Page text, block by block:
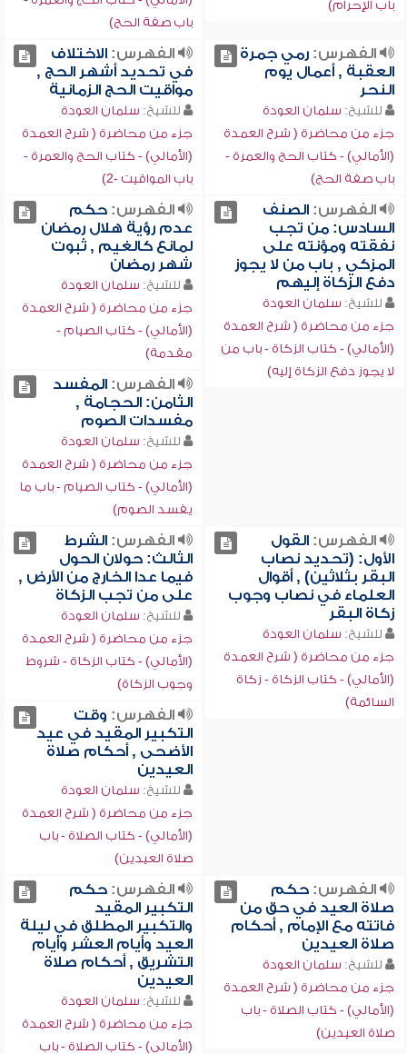
باب الإحرام)
باب صفة الحج)
الفهرس:رمي جمرة
العقبة , أعمال يوم
النحر
للشيخ: سلمان العودة
جزء من محاضرة ( شرح العمدة
(الأمالي) - كتاب الحج والعمرة -
باب صفة الحج)
الفهرس:الاختلاف
في تحديد أشهر الحج ,
مواقيت الحج الزمانية
للشيخ: سلمان العودة
جزء من محاضرة ( شرح العمدة
(الأمالي) - كتاب الحج والعمرة -
باب المواقيت -2)
الفهرس:الصنف
السادس: من تجب
نفقته ومؤنته على
المزكي , باب من لا يجوز
دفع الزكاة إليهم
للشيخ: سلمان العودة
جزء من محاضرة ( شرح العمدة
(الأمالي) - كتاب الزكاة - باب من
لا يجوز دفع الزكاة إليه)
الفهرس:حكم
عدم رؤية هلال رمضان
لمانع كالغيم , ثبوت
شهر رمضان
للشيخ: سلمان العودة
جزء من محاضرة ( شرح العمدة
(الأمالي) - كتاب الصيام -
مقدمة)
الفهرس:المفسد
الثامن: الحجامة ,
مفسدات الصوم
للشيخ: سلمان العودة
جزء من محاضرة ( شرح العمدة
(الأمالي) - كتاب الصيام - باب ما
يفسد الصوم)
الفهرس:القول
الأول: (تحديد نصاب
البقر بثلاثين) , أقوال
العلماء في نصاب وجوب
زكاة البقر
للشيخ: سلمان العودة
جزء من محاضرة ( شرح العمدة
(الأمالي) - كتاب الزكاة - زكاة
السائمة)
الفهرس:الشرط
الثالث: حولان الحول
فيما عدا الخارج من الأرض ,
على من تجب الزكاة
للشيخ: سلمان العودة
جزء من محاضرة ( شرح العمدة
(الأمالي) - كتاب الزكاة - شروط
وجوب الزكاة)
الفهرس: وقت
التكبير المقيد في عيد
الأضحى , أحكام صلاة
العيدين
للشيخ: سلمان العودة
جزء من محاضرة ( شرح العمدة
(الأمالي) - كتاب الصلاة - باب
صلاة العيدين)
الفهرس:حكم
صلاة العيد في حق من
فاتته مع الإمام , أحكام
صلاة العيدين
للشيخ: سلمان العودة
جزء من محاضرة ( شرح العمدة
(الأمالي) - كتاب الصلاة - باب
صلاة العيدين)
الفهرس:حكم
التكبير المقيد
والتكبير المطلق في ليلة
العيد وأيام العشر وأيام
التشريق , أحكام صلاة
العيدين
للشيخ: سلمان العودة
جزء من محاضرة ( شرح العمدة
(الأمالي) - كتاب الصلاة - باب